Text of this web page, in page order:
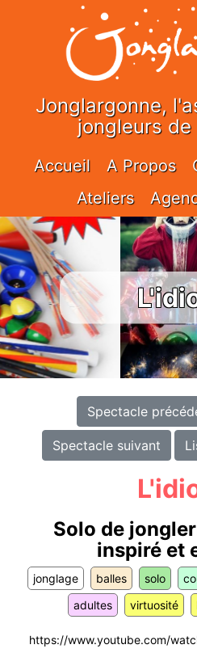
Jonglargonne,
jongleurs de
Accueil A Propos
Ateliers
Spectacle
Spectacle suivant
Solo de
inspiré et
jonglage balles solo
adultes
virtuosité
https://www.youtube.com/